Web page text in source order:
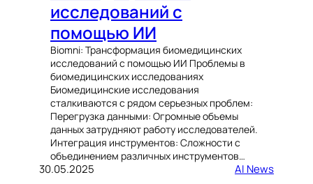
исследований с
помощью ИИ
Biomni: Трансформация биомедицинских
исследований с помощью ИИ Проблемы в
биомедицинских исследованиях
Биомедицинские исследования
сталкиваются с рядом серьезных проблем:
Перегрузка данными: Огромные объемы
данных затрудняют работу исследователей.
Интеграция инструментов: Сложности с
объединением различных инструментов…
30.05.2025 AI News